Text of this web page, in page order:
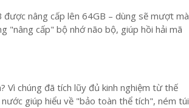
nâng cấp lên 64GB – dùng sẽ mượt mà
"nâng cấp" bộ nhớ não bộ, giúp hồi hải mã
Vì chúng đã tích lũy đủ kinh nghiệm từ thế
giúp hiểu về "bảo toàn thể tích", ném túi